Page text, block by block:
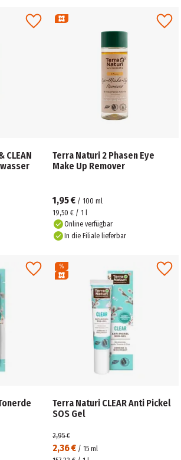
CLEAN
Terra Naturi 2 Phasen Eye
Make Up Remover
1,95 € / 100 ml
19,50 € / 1 l
Online verfügbar
In die Filiale lieferbar
Terra Naturi CLEAR Anti Pickel
SOS Gel
2,36 € / 15 ml
2,95 €